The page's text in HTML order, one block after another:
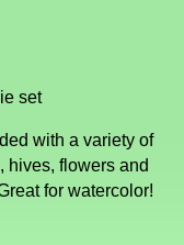
set
with a variety of
hives, flowers and
for watercolor!